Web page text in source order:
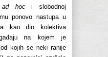
ad hoci slobodnoj
ponovo nastupa u
kao dio kolektiva
na kojem je
kojih se neki ranije